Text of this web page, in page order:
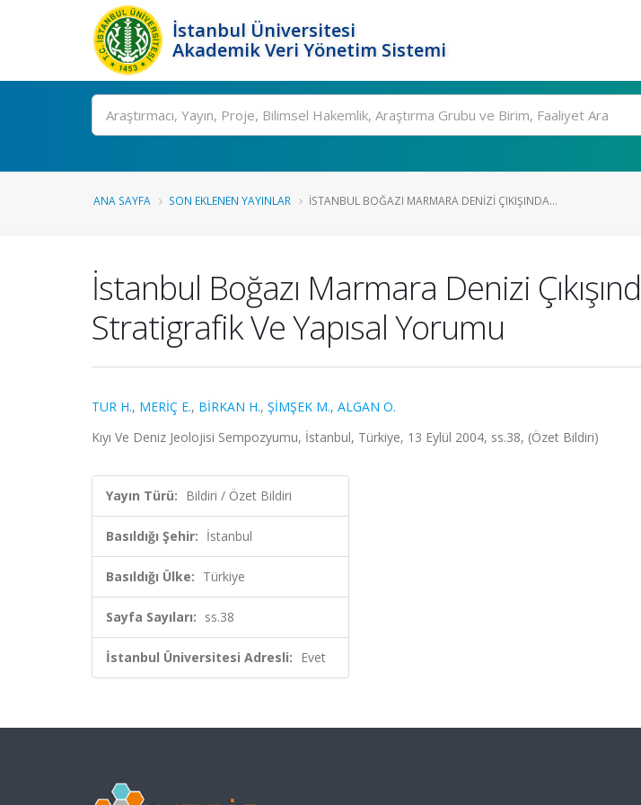
İstanbul Üniversitesi
Akademik Veri Yönetim Sistemi
Ara
ANA SAYFA SON EKLENEN YAYINLAR İSTANBUL BOĞAZI MARMARA DENIZI ÇIKIŞINDA...
İstanbul Boğazı Marmara Denizi
Stratigrafik Ve Yapısal Yorumu
TUR H., MERİÇ E., BİRKAN H., ŞİMŞEK M., ALGAN O.
Kıyı Ve Deniz Jeolojisi Sempozyumu, İstanbul, Türkiye, 13 Eylül 2004, ss.38, (Özet Bildiri)
Yayın Türü: Bildiri / Özet Bildiri
Basıldığı Şehir: İstanbul
Basıldığı Ülke: Türkiye
Sayfa Sayıları: ss.38
İstanbul Üniversitesi Adresli: Evet